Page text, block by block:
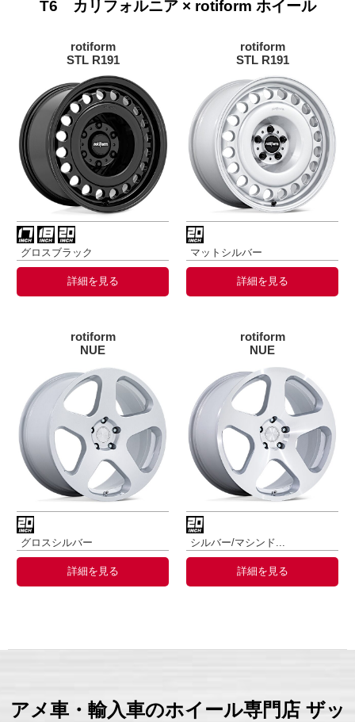
T6 カリフォルニア × rotiform ホイール
rotiform
STL R191
グロスブラック
詳細を見る
rotiform
STL R191
マットシルバー
詳細を見る
rotiform
NUE
グロスシルバー
詳細を見る
rotiform
NUE
シルバー/マシンド...
詳細を見る
アメ車・輸入車のホイール専門店 ザッ